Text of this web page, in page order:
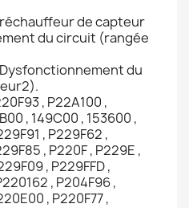
de capteur
du circuit (rangée
du
, P22A100 ,
, 149C00 , 153600 ,
, P229F62 ,
, P220F , P229E ,
, P229FFD ,
, P204F96 ,
, P220F77 ,